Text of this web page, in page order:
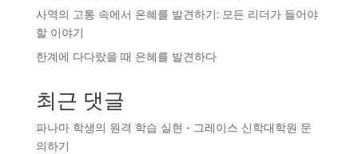
사역의 고통 속에서 은혜를 발견하기: 모든 리더가 들어야
할 이야기
한계에 다다랐을 때 은혜를 발견하다
최근 댓글
파나마 학생의 원격 학습 실현 - 그레이스 신학대학원 문
의하기